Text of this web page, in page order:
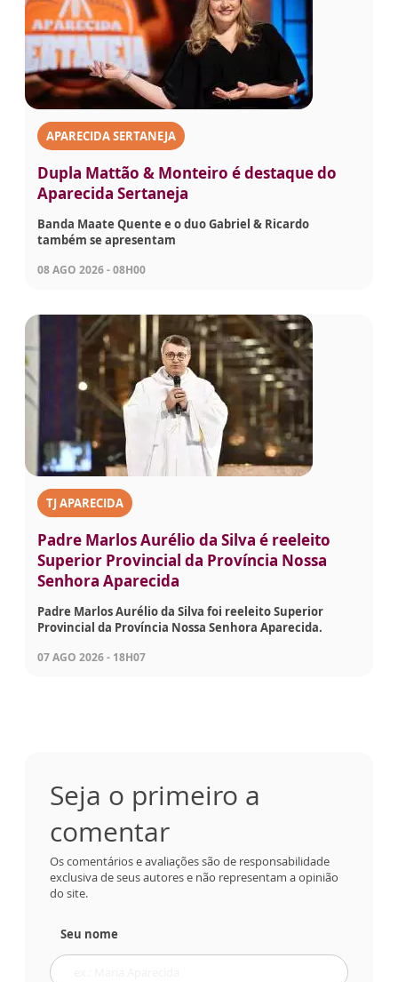
APARECIDA SERTANEJA
Dupla Mattão & Monteiro é destaque do
Aparecida Sertaneja
Banda Maate Quente e o duo Gabriel & Ricardo
também se apresentam
08 AGO 2026 - 08H00
TJ APARECIDA
Padre Marlos Aurélio da Silva é reeleito
Superior Provincial da Província Nossa
Senhora Aparecida
Padre Marlos Aurélio da Silva foi reeleito Superior
Provincial da Província Nossa Senhora Aparecida.
07 AGO 2026 - 18H07
Seja o primeiro a
comentar
Os comentários e avaliações são de responsabilidade
exclusiva de seus autores e não representam a opinião
do site.
Seu nome